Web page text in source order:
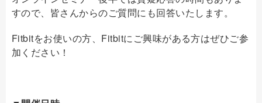
すので、皆さんからのご質問にも回答いたします。
Fitbitをお使いの方、Fitbitにご興味がある方はぜひご参
加ください！